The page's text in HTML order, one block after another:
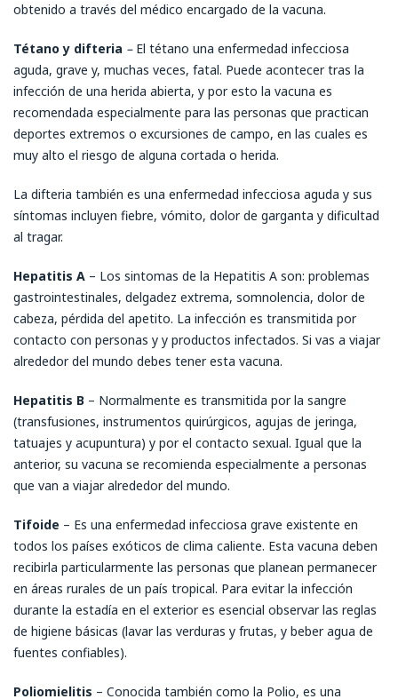
obtenido a través del médico encargado de la vacuna.
Tétano y difteria –El tétano una enfermedad infecciosa
aguda, grave y, muchas veces, fatal. Puede acontecer tras la
infección de una herida abierta, y por esto la vacuna es
recomendada especialmente para las personas que practican
deportes extremos o excursiones de campo, en las cuales es
muy alto el riesgo de alguna cortada o herida.
La difteria también es una enfermedad infecciosa aguda y sus
síntomas incluyen fiebre, vómito, dolor de garganta y dificultad
al tragar.
Hepatitis A – Los sintomas de la Hepatitis A son: problemas
gastrointestinales, delgadez extrema, somnolencia, dolor de
cabeza, pérdida del apetito. La infección es transmitida por
contacto con personas y y productos infectados. Si vas a viajar
alrededor del mundo debes tener esta vacuna.
Hepatitis B – Normalmente es transmitida por la sangre
(transfusiones, instrumentos quirúrgicos, agujas de jeringa,
tatuajes y acupuntura) y por el contacto sexual. Igual que la
anterior, su vacuna se recomienda especialmente a personas
que van a viajar alrededor del mundo.
Tifoide – Es una enfermedad infecciosa grave existente en
todos los países exóticos de clima caliente. Esta vacuna deben
recibirla particularmente las personas que planean permanecer
en áreas rurales de un país tropical. Para evitar la infección
durante la estadía en el exterior es esencial observar las reglas
de higiene básicas (lavar las verduras y frutas, y beber agua de
fuentes confiables).
Poliomielitis – Conocida también como la Polio, es una